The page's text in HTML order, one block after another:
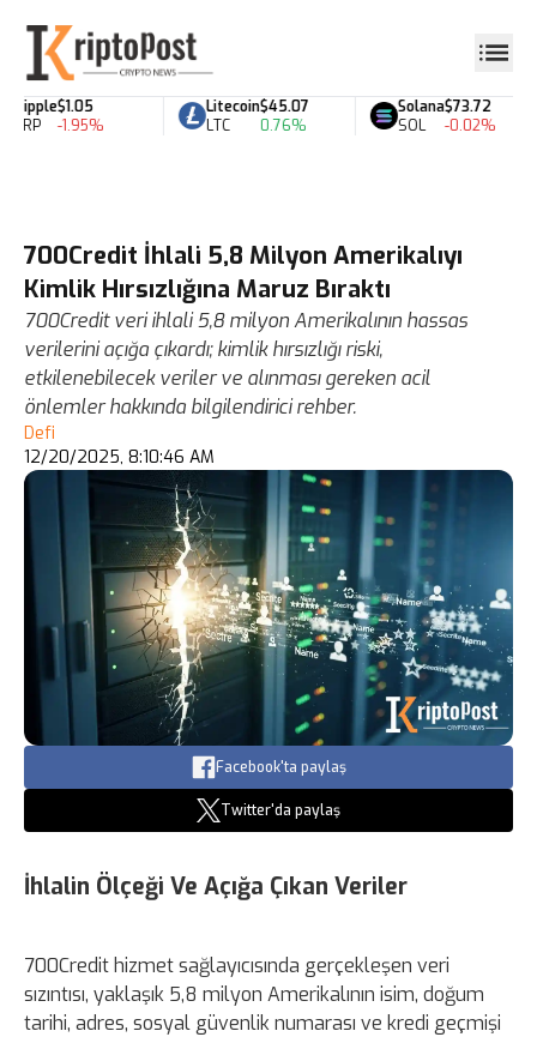
Ripple
XRP
$1.05
-1.95%
Litecoin
LTC
$45.07
0.76%
Solana
SOL
$73.72
-0.02%
700Credit İhlali 5,8 Milyon Amerikalıyı
Kimlik Hırsızlığına Maruz Bıraktı
700Credit veri ihlali 5,8 milyon Amerikalının hassas
verilerini açığa çıkardı; kimlik hırsızlığı riski,
etkilenebilecek veriler ve alınması gereken acil
önlemler hakkında bilgilendirici rehber.
Defi
12/20/2025, 8:10:46 AM
Facebook'ta paylaş
Twitter'da paylaş
İhlalin Ölçeği Ve Açığa Çıkan Veriler
700Credit hizmet sağlayıcısında gerçekleşen veri
sızıntısı, yaklaşık 5,8 milyon Amerikalının isim, doğum
tarihi, adres, sosyal güvenlik numarası ve kredi geçmişi